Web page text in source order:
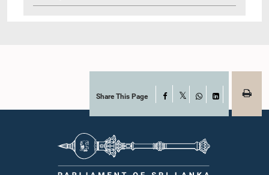
Share This Page Facebook
WhatsAppLinkedIn